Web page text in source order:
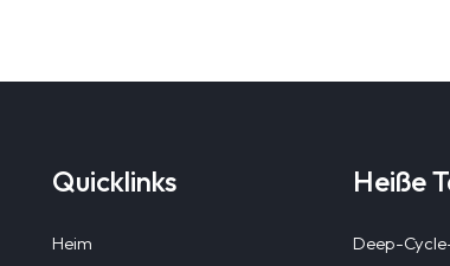
Quicklinks
Heim
Heiße
Deep-